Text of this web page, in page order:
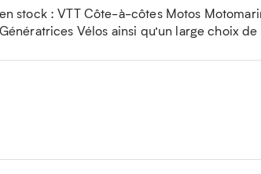
stock : VTT Côte-à-côtes Motos
Vélos ainsi qu’un large choix